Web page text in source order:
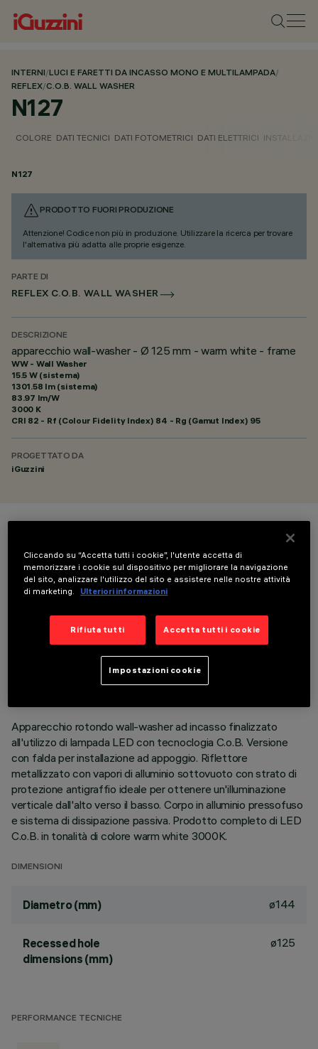
INTERNI/LUCI E FARETTI DA INCASSO MONO E MULTILAMPADA/
REFLEX/C.O.B. WALL WASHER
N127
COLORE DATI TECNICI DATI FOTOMETRICI DATI ELETTRICI
N127
PRODOTTO FUORI PRODUZIONE
Attenzione! Codice non più in produzione. Utilizzare la ricerca per trovare
l'alternativa più adatta alle proprie esigenze.
PARTE DI
REFLEX C.O.B. WALL WASHER
DESCRIZIONE
apparecchio wall-washer - Ø 125 mm - warm white - frame
WW - Wall Washer
15.5 W (sistema)
1301.58 lm (sistema)
83.97 lm/W
3000 K
CRI 82 - Rf (Colour Fidelity Index) 84 - Rg (Gamut Index) 95
PROGETTATO DA
iGuzzini
DATI TECNICI
Apparecchio rotondo wall-washer ad incasso finalizzato
all'utilizzo di lampada LED con tecnoclogia C.o.B. Versione
con falda per installazione ad appoggio. Riflettore
metallizzato con vapori di alluminio sottovuoto con strato di
protezione antigraffio ideale per ottenere un'illuminazione
verticale dall'alto verso il basso. Corpo in alluminio pressofuso
e sistema di dissipazione passiva. Prodotto completo di LED
C.o.B. in tonalità di colore warm white 3000K.
DIMENSIONI
Diametro (mm) ø144
Recessed hole
dimensions (mm)
ø125
PERFORMANCE TECNICHE
Cliccando su “Accetta tutti i cookie”, l'utente accetta di
memorizzare i cookie sul dispositivo per migliorare la navigazione
del sito, analizzare l'utilizzo del sito e assistere nelle nostre attività
di marketing.
Ulteriori informazioni
Rifiuta tutti Accetta tutti i cookie
Impostazioni cookie